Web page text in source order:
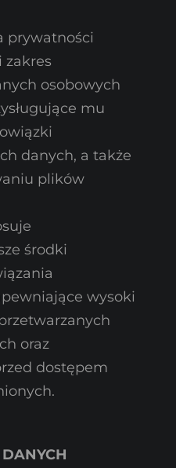
prywatności
zakres
osobowych
mu
danych, a także
plików
środki
wysoki
oraz
dostępem